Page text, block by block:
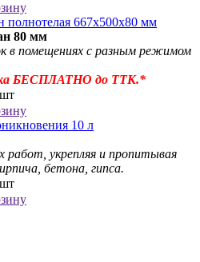
полнотелая 667х500х80 мм
80 мм
в помещениях с разным режимом
БЕСПЛАТНО до ТТК.*
шт
10 л
работ, укрепляя и пропитывая
бетона, гипса.
шт